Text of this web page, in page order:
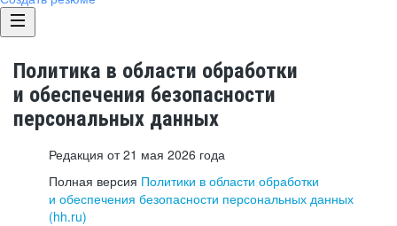
Политика в области обработки
и обеспечения безопасности
персональных данных
Редакция от 21 мая 2026 года
Полная версия Политики в области обработки
и обеспечения безопасности персональных данных
(hh.ru)